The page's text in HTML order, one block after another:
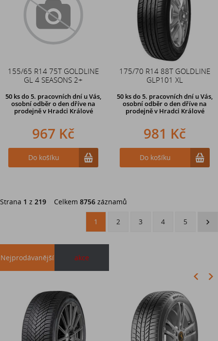
155/65 R14 75T GOLDLINE
GL 4 SEASONS 2+
50 ksdo 5. pracovních dní u Vás,
osobní odběr o den dříve na
prodejněv Hradci Králové
967 Kč
Do košíku
175/70 R14 88T GOLDLINE
GLP101 XL
50 ksdo 5. pracovních dní u Vás,
osobní odběr o den dříve na
prodejněv Hradci Králové
981 Kč
Do košíku
Strana 1 z 219 Celkem 8756 záznamů
1 2 3 4 5
Nejprodávanější akce